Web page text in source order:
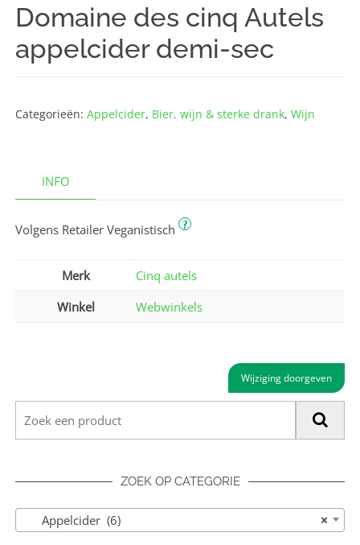
Domaine des cinq Autels
appelcider demi-sec
Categorieën:Appelcider, Bier, wijn & sterke drank,Wijn
INFO
Volgens Retailer Veganistisch ?
Merk
Cinq autels
Winkel
Webwinkels
Wijziging doorgeven
ZOEK OP CATEGORIE
×
Appelcider (6)